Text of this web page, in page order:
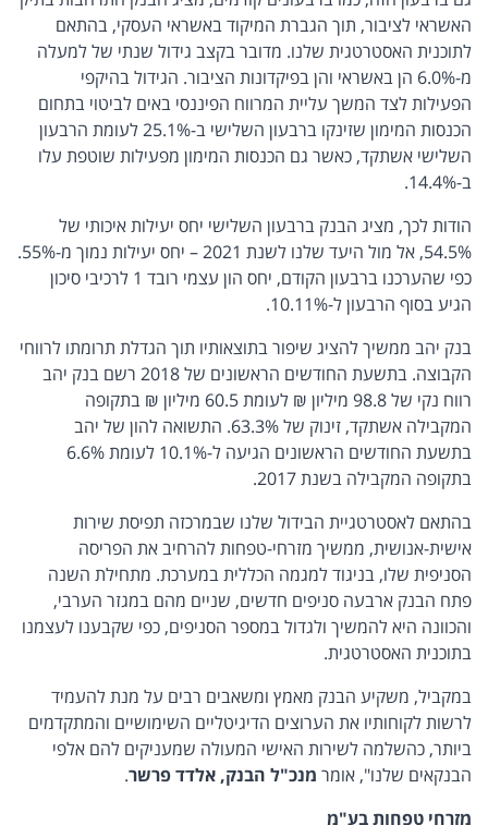
האשראי לציבור, תוך הגברת המיקוד באשראי העסקי, בהתאם
לתוכנית האסטרטגית שלנו. מדובר בקצב גידול שנתי של למעלה
מ-6.0% הן באשראי והן בפיקדונות הציבור. הגידול בהיקפי
הפעילות לצד המשך עליית המרווח הפיננסי באים לביטוי בתחום
הכנסות המימון שזינקו ברבעון השלישי ב-25.1% לעומת הרבעון
השלישי אשתקד, כאשר גם הכנסות המימון מפעילות שוטפת עלו
ב-14.4%.
הודות לכך, מציג הבנק ברבעון השלישי יחס יעילות איכותי של
54.5%, אל מול היעד שלנו לשנת 2021 – יחס יעילות נמוך מ-55%.
כפי שהערכנו ברבעון הקודם, יחס הון עצמי רובד 1 לרכיבי סיכון
הגיע בסוף הרבעון ל-10.11%.
בנק יהב ממשיך להציג שיפור בתוצאותיו תוך הגדלת תרומתו לרווחי
הקבוצה. בתשעת החודשים הראשונים של 2018 רשם בנק יהב
רווח נקי של 98.8 מיליון ₪ לעומת 60.5 מיליון ₪ בתקופה
המקבילה אשתקד, זינוק של 63.3%. התשואה להון של יהב
בתשעת החודשים הראשונים הגיעה ל-10.1% לעומת 6.6%
בתקופה המקבילה בשנת 2017.
בהתאם לאסטרטגיית הבידול שלנו שבמרכזה תפיסת שירות
אישית-אנושית, ממשיך מזרחי-טפחות להרחיב את הפריסה
הסניפית שלו, בניגוד למגמה הכללית במערכת. מתחילת השנה
פתח הבנק ארבעה סניפים חדשים, שניים מהם במגזר הערבי,
והכוונה היא להמשיך ולגדול במספר הסניפים, כפי שקבענו לעצמנו
בתוכנית האסטרטגית.
במקביל, משקיע הבנק מאמץ ומשאבים רבים על מנת להעמיד
לרשות לקוחותיו את הערוצים הדיגיטליים השימושיים והמתקדמים
ביותר, כהשלמה לשירות האישי המעולה שמעניקים להם אלפי
הבנקאים שלנו", אומר מנכ"ל הבנק, אלדד פרשר.
מזרחי טפחות בע"מ